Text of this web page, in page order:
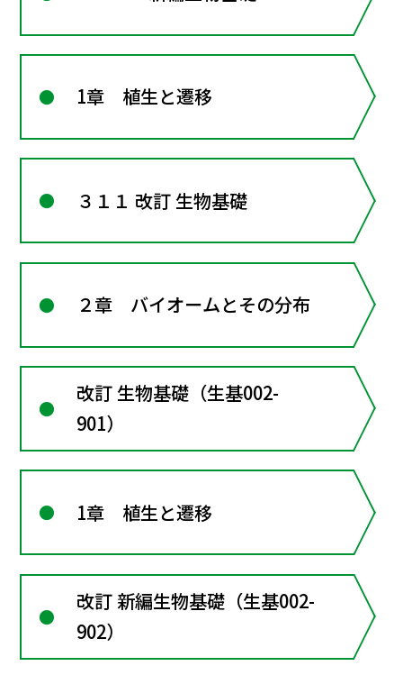
1章 植生と遷移
３１１ 改訂 生物基礎
２章 バイオームとその分布
改訂 生物基礎（生基002-
901）
1章 植生と遷移
改訂 新編生物基礎（生基002-
902）